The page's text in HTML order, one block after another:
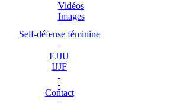
Vidéos
Images
Self-défense féminine
EJJU
IJJF
Contact